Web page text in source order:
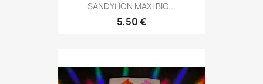
SANDYLION MAXI BIG...
5,50 €